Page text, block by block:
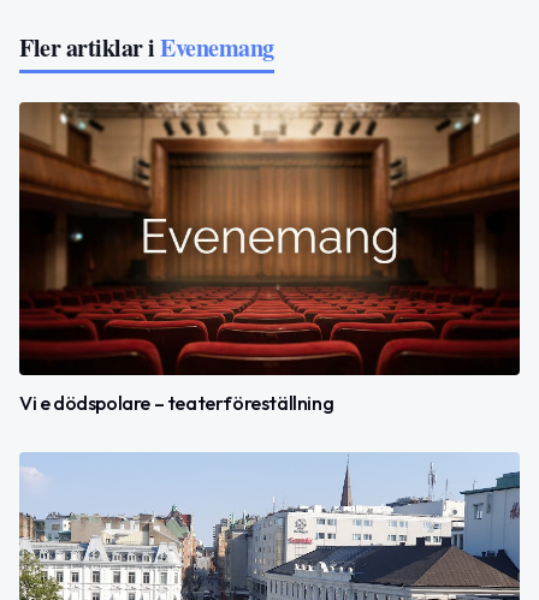
Fler artiklar iEvenemang
Vi e dödspolare – teaterföreställning